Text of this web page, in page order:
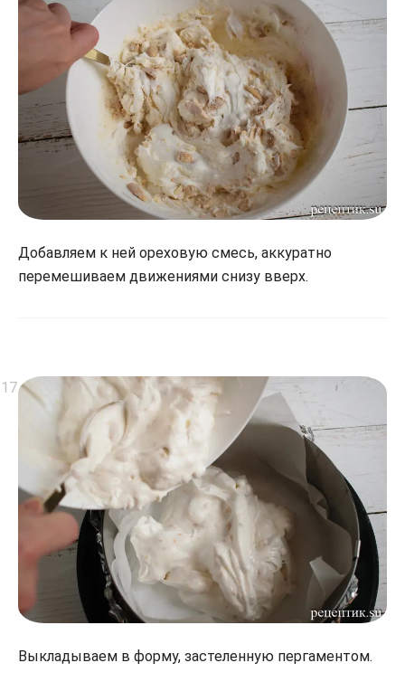
Добавляем к ней ореховую смесь, аккуратно
перемешиваем движениями снизу вверх.
Выкладываем в форму, застеленную пергаментом.